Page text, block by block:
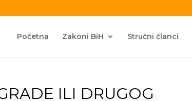
Početna Zakoni BiH Stručni članci
ILI DRUGOG